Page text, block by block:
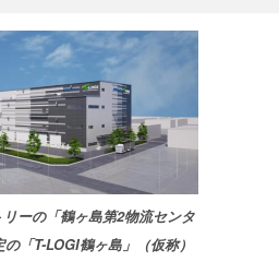
ーの「鶴ヶ島第2物流センタ
「T-LOGI鶴ヶ島」（仮称）